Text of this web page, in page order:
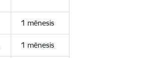
1 mēnesis
1 mēnesis